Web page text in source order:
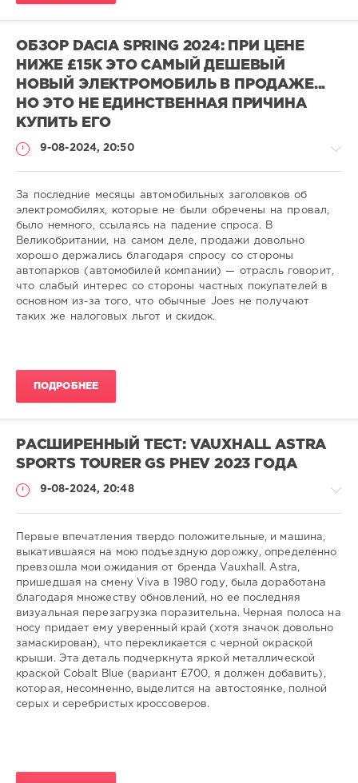
ОБЗОР DACIA SPRING 2024: ПРИ ЦЕНЕ
НИЖЕ £15K ЭТО САМЫЙ ДЕШЕВЫЙ
НОВЫЙ ЭЛЕКТРОМОБИЛЬ В ПРОДАЖЕ...
НО ЭТО НЕ ЕДИНСТВЕННАЯ ПРИЧИНА
КУПИТЬ ЕГО
9-08-2024, 20:50
gugolo
За последние месяцы автомобильных заголовков об
электромобилях, которые не были обречены на провал,
было немного, ссылаясь на падение спроса. В
Великобритании, на самом деле, продажи довольно
хорошо держались благодаря спросу со стороны
автопарков (автомобилей компании) — отрасль говорит,
что слабый интерес со стороны частных покупателей в
основном из-за того, что обычные Joes не получают
таких же налоговых льгот и скидок.
ПОДРОБНЕЕ
РАСШИРЕННЫЙ ТЕСТ: VAUXHALL ASTRA
SPORTS TOURER GS PHEV 2023 ГОДА
9-08-2024, 20:48
gugolo
0
Первые впечатления твердо положительные, и машина,
выкатившаяся на мою подъездную дорожку, определенно
превзошла мои ожидания от бренда Vauxhall. Astra,
пришедшая на смену Viva в 1980 году, была доработана
благодаря множеству обновлений, но ее последняя
визуальная перезагрузка поразительна. Черная полоса на
носу придает ему уверенный край (хотя значок довольно
замаскирован), что перекликается с черной окраской
крыши. Эта деталь подчеркнута яркой металлической
краской Cobalt Blue (вариант £700, я должен добавить),
которая, несомненно, выделится на автостоянке, полной
серых и серебристых кроссоверов.